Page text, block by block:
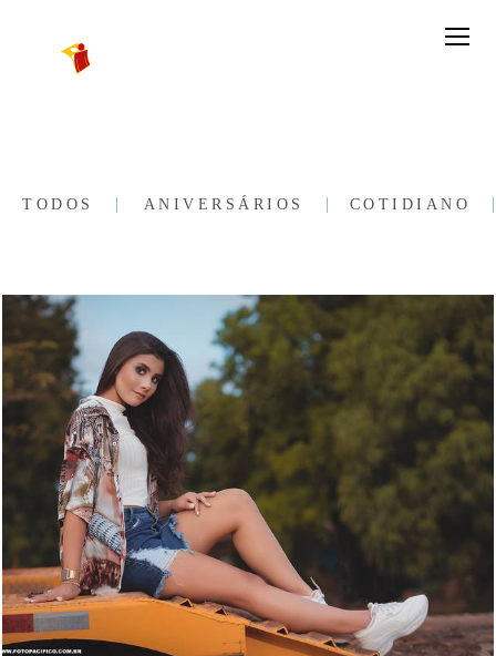
TODOS ANIVERSÁRIOS COTIDIANO
1880 10